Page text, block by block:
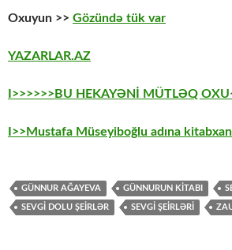
Oxuyun >> Gözündə tük var
YAZARLAR.AZ
I>>>>>>BU HEKAYƏNİ MÜTLƏQ
I>>Mustafa Müseyiboğlu adına
GÜNNUR AĞAYEVA GÜNNURUN KITABI
SEVGI DOLU ŞEIRLƏR SEVGİ ŞEİRLƏRİ